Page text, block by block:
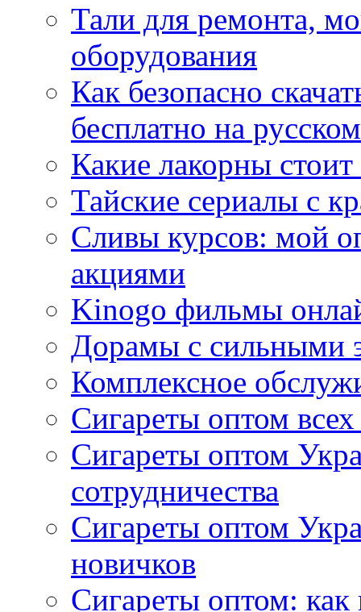
Тали для ремонта,
оборудования
Как безопасно
бесплатно на
Какие лакорны
Тайские сериалы с
Сливы курсов: мой
акциями
Kinogo фильмы
Дорамы с сильными
Комплексное
Сигареты оптом
Сигареты оптом
сотрудничества
Сигареты оптом
новичков
Сигареты оптом: